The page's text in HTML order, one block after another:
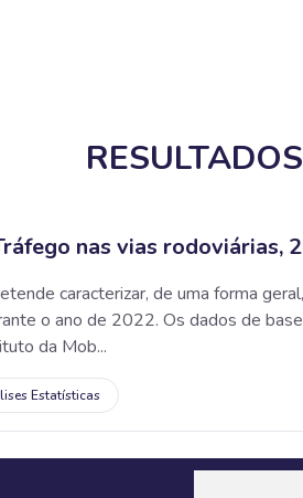
RESULTADOS
nas vias rodoviárias,
caracterizar, de uma forma
o ano de 2022. Os dados de
da Mob...
Estatísticas